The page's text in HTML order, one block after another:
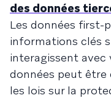
des données
Les données first-
informations clés
interagissent avec
données peut
les lois sur la